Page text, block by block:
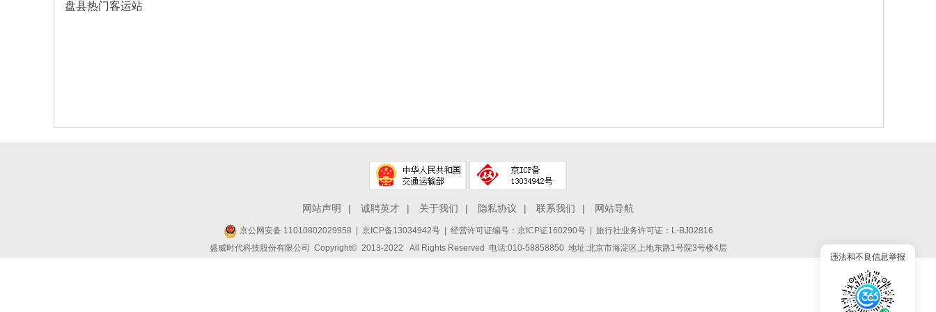
盘县热门客运站
网站声明 | 诚聘英才 | 关于我们 | 隐私协议 | 联系我们 | 网站导航
京公网安备 11010802029958 京ICP备13034942号| 经营许可证编号：京ICP证160290号 | 旅行社业务许可证：L-BJ02816
盛威时代科技股份有限公司 Copyright© 2013-2022 All Rights Reserved 电话:010-58858850 地址:北京市海淀区上地东路1号院3号楼4层
违法和不良信息举报